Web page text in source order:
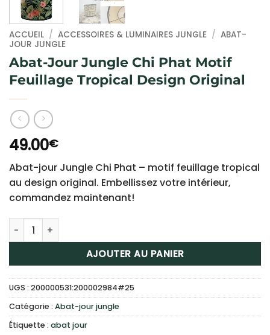
ACCUEIL / ACCESSOIRES & LUMINAIRES JUNGLE / ABAT-
JOUR JUNGLE
Abat-Jour Jungle Chi Phat Motif
Feuillage Tropical Design Original
49.00€
Abat-jour Jungle Chi Phat – motif feuillage tropical
au design original. Embellissez votre intérieur,
commandez maintenant!
quantité de Abat-Jour Jungle Chi Phat Motif Feuillage
AJOUTER AU PANIER
UGS : 200000531:200002984#25
Catégorie : Abat-jour jungle
Étiquette : abat jour